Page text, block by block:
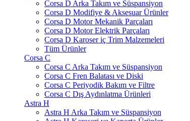
Corsa D Arka Takım ve Süspansiyon
Corsa D Modifiye & Aksesuar Ürünler
Corsa D Motor Mekanik Parçaları
Corsa D Motor Elektrik Parçaları
Corsa D Karoser iç Trim Malzemeleri
Tüm Ürünler
Corsa C
Corsa C Arka Takım ve Süspansiyon
Corsa C Fren Balatası ve Diski
Corsa C Periyodik Bakım ve Filtre
Corsa C Dış Aydınlatma Ürünleri
Astra H
Astra H Arka Takım ve Süspansiyon